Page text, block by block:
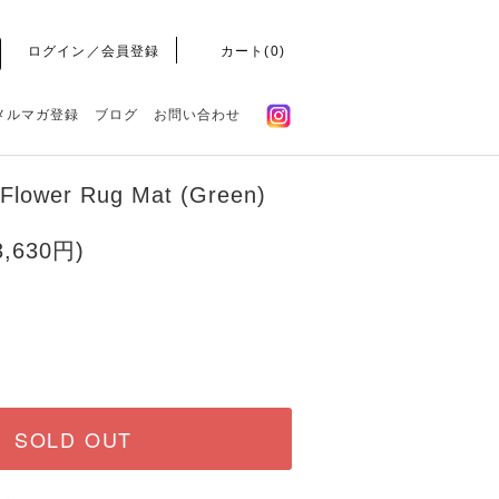
ログイン／会員登録 カート(0)
ルマガ登録 ブログ お問い合わせ
Rug Mat (Green)
円)
SOLD OUT